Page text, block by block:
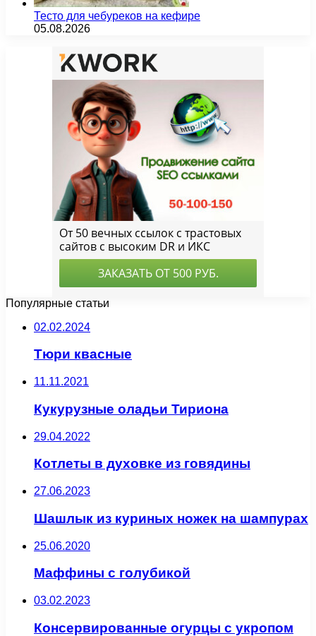
Тесто для чебуреков на кефире
05.08.2026
Популярные статьи
02.02.2024
Тюри квасные
11.11.2021
Кукурузные оладьи Тириона
29.04.2022
Котлеты в духовке из говядины
27.06.2023
Шашлык из куриных ножек на шампурах
25.06.2020
Маффины с голубикой
03.02.2023
Консервированные огурцы с укропом